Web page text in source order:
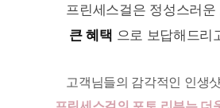
프린세스걸은 정성스러운
큰 혜택 으로 보답해드리
고객님들의 감각적인 인생